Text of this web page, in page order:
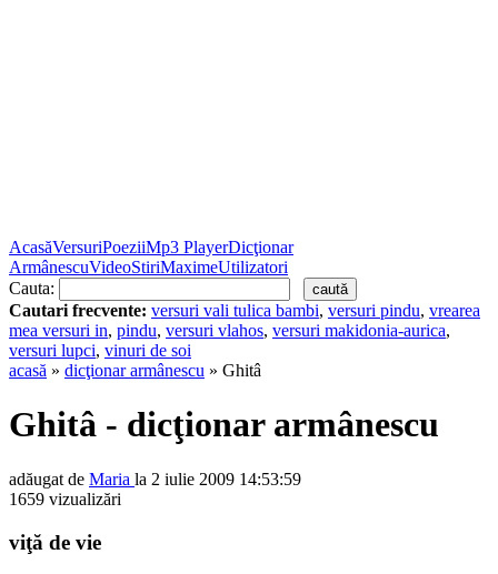
AcasăVersuriPoeziiMp3 PlayerDicţionar
ArmânescuVideoStiriMaximeUtilizatori
Cauta:
Cautari frecvente: versuri vali tulica bambi, versuri pindu, vrearea
mea versuri in, pindu, versuri vlahos, versuri makidonia-aurica,
versuri lupci, vinuri de soi
acasă » dicţionar armânescu » Ghitâ
Ghitâ - dicţionar armânescu
adăugat de Maria la 2 iulie 2009 14:53:59
1659 vizualizări
viţă de vie